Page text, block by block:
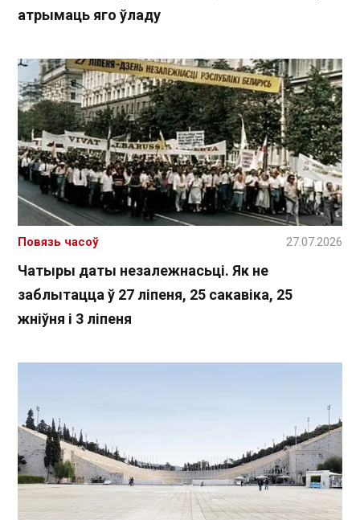
атрымаць яго ўладу
Чатыры даты незалежнасьці. Як не
заблытацца ў 27 ліпеня, 25 сакавіка, 25
жніўня і 3 ліпеня
Повязь часоў 27.07.2026